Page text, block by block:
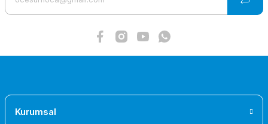
Kurumsal